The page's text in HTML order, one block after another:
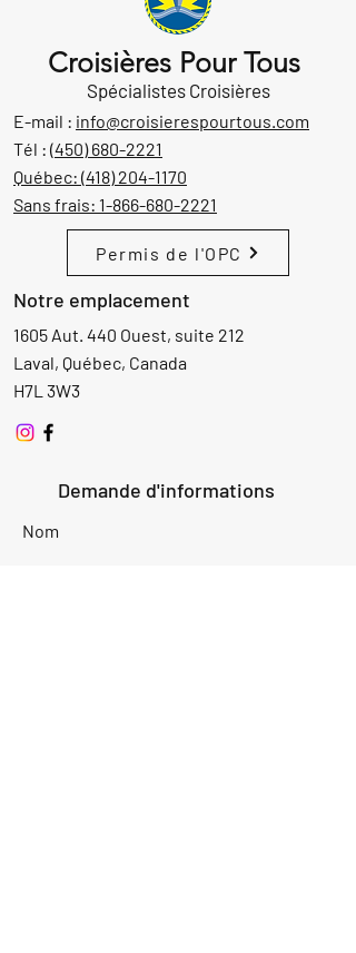
Croisières Pour Tous
Spécialistes Croisières
E-mail : info@croisierespourtous.com
Tél : (450) 680-2221
Québec: (418) 204-1170
Sans frais: 1-866-680-2221
Permis de l'OPC
Notre emplacement
1605 Aut. 440 Ouest, suite 212
Laval, Québec, Canada
H7L 3W3
Demande d'informations
Nom